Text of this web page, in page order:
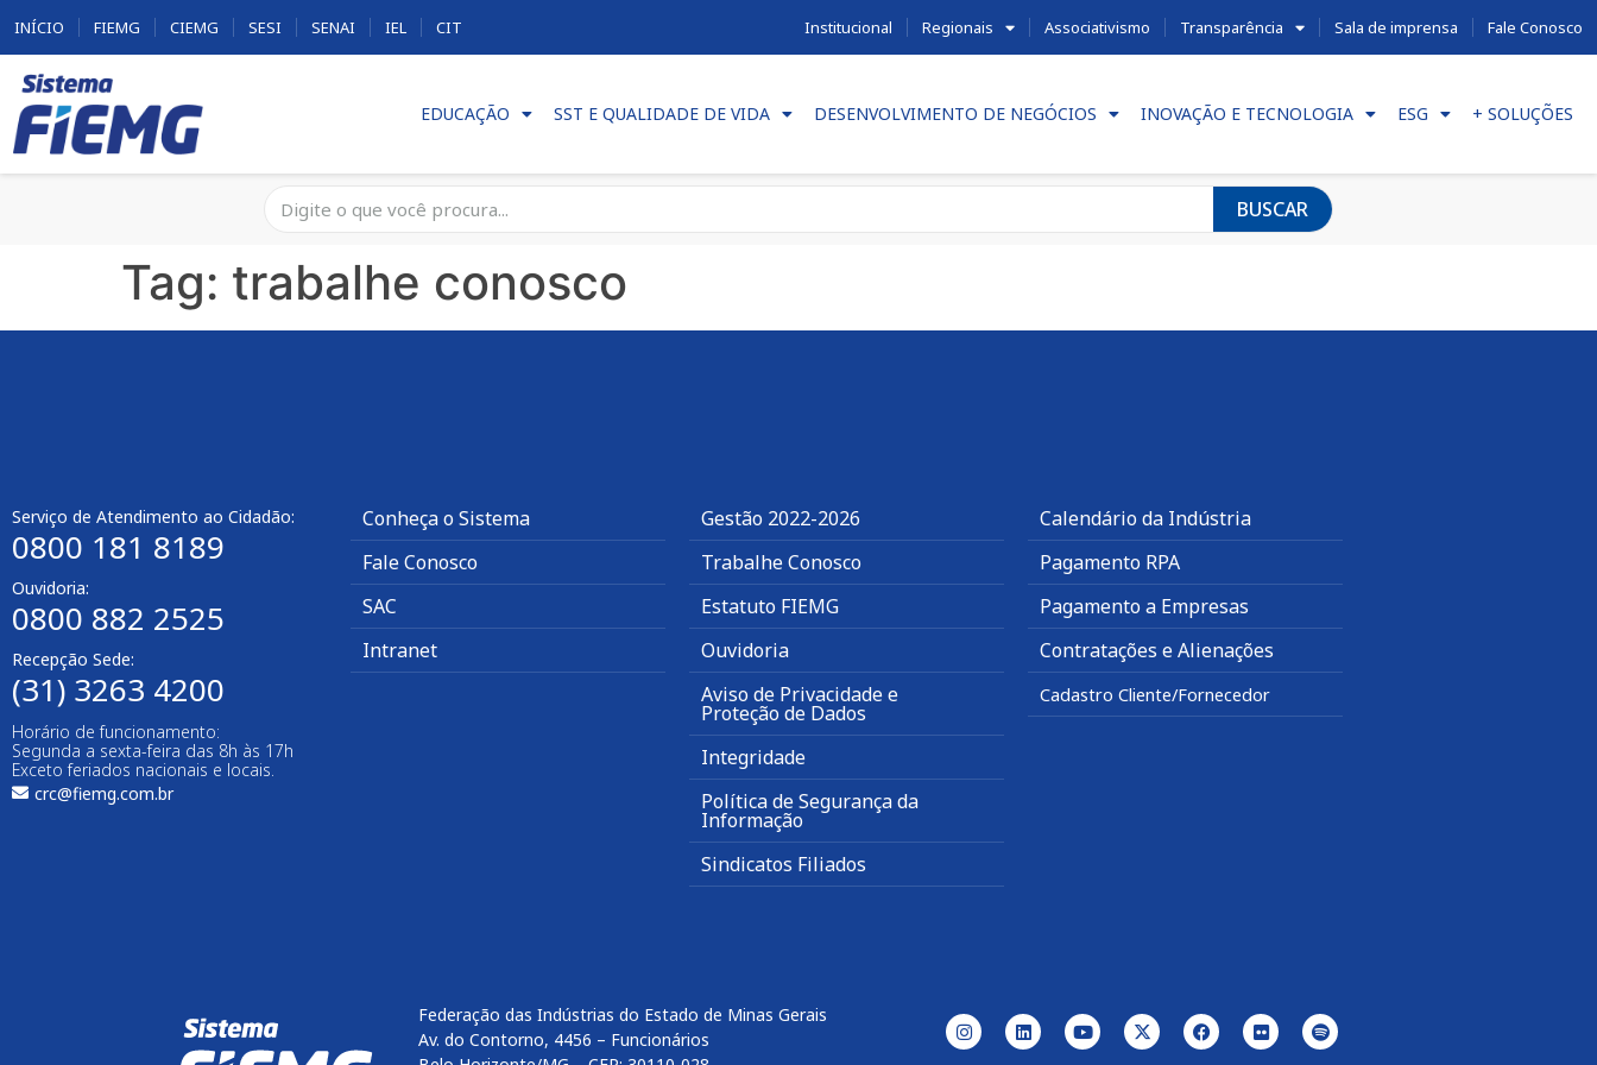
INÍCIO FIEMG CIEMG SESI SENAI IEL CIT Institucional Regionais Associativismo Transparência Sala de imprensa Fale Conosco
EDUCAÇÃO SST E QUALIDADE DE VIDA DESENVOLVIMENTO DE NEGÓCIOS INOVAÇÃO E TECNOLOGIA ESG + SOLUÇÕES
BUSCAR
Tag: trabalhe conosco
Serviço de Atendimento ao Cidadão:
0800 181 8189
Ouvidoria:
0800 882 2525​
Recepção Sede:
(31) 3263 4200
Horário de funcionamento:
Segunda a sexta-feira das 8h às 17h
Exceto feriados nacionais e locais.
crc@fiemg.com.br
Conheça o Sistema
Fale Conosco
SAC
Intranet
Gestão 2022-2026
Trabalhe Conosco
Estatuto FIEMG
Ouvidoria
Aviso de Privacidade e
Proteção de Dados
Integridade
Política de Segurança da
Informação
Sindicatos Filiados
Calendário da Indústria
Pagamento RPA
Pagamento a Empresas
Contratações e Alienações
Cadastro Cliente/Fornecedor
Federação das Indústrias do Estado de Minas Gerais
Av. do Contorno, 4456 – Funcionários